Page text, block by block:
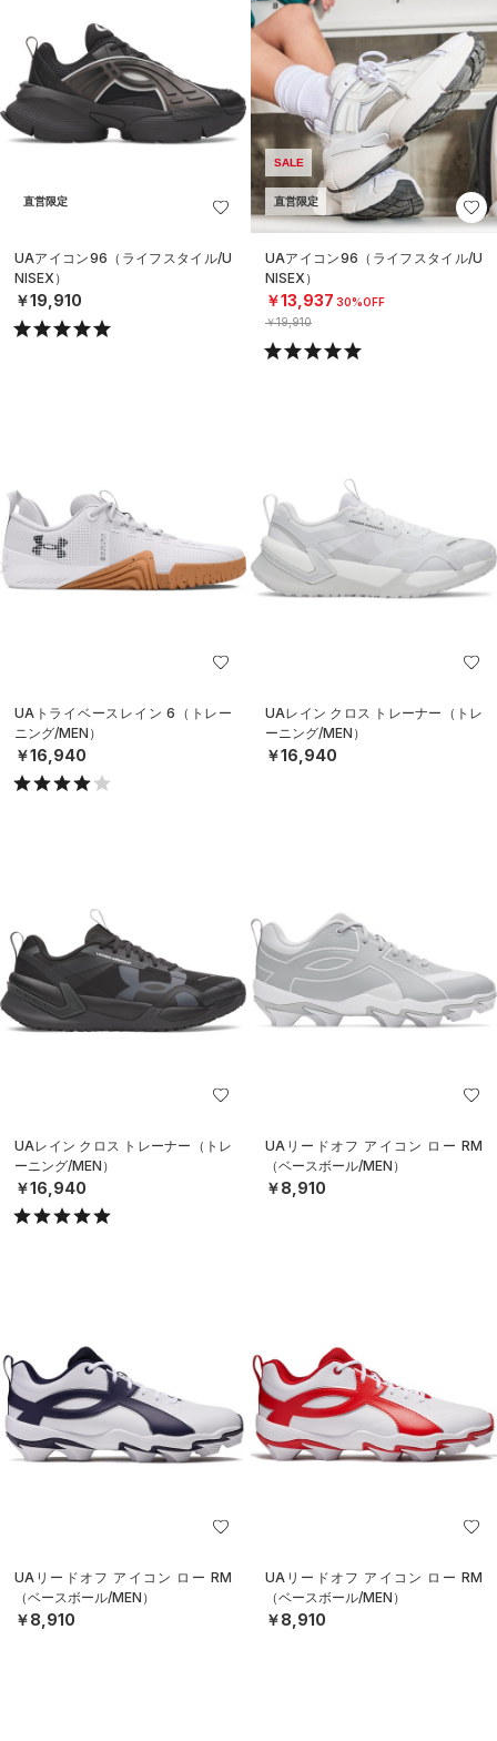
直営限定
UAアイコン96（ライフスタイル/U
NISEX）
￥19,910
SALE
直営限定
UAアイコン96（ライフスタイル/U
NISEX）
￥13,937 30%OFF
￥19,910
UAトライベースレイン 6（トレー
ニング/MEN）
￥16,940
UAレイン クロス トレーナー（トレ
ーニング/MEN）
￥16,940
UAレイン クロス トレーナー（トレ
ーニング/MEN）
￥16,940
UAリードオフ アイコン ロー RM
（ベースボール/MEN）
￥8,910
UAリードオフ アイコン ロー RM
（ベースボール/MEN）
￥8,910
UAリードオフ アイコン ロー RM
（ベースボール/MEN）
￥8,910